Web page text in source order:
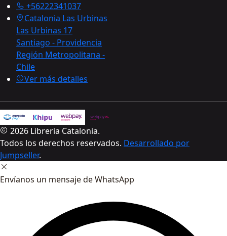
+56222341037
Catalonia Las Urbinas
Las Urbinas 17
Santiago - Providencia
Región Metropolitana -
Chile
Ver más detalles
2026 Libreria Catalonia.
Todos los derechos reservados. Desarrollado por
Jumpseller.
Envíanos un mensaje de WhatsApp